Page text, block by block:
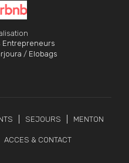
Entrepreneurs
/ Elobags
SEJOURS MENTON
ACCES & CONTACT